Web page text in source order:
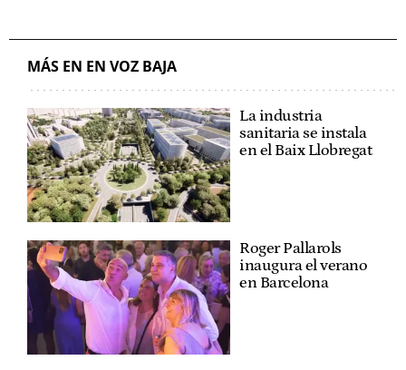
MÁS EN EN VOZ BAJA
La industria
sanitaria se instala
en el Baix Llobregat
Roger Pallarols
inaugura el verano
en Barcelona